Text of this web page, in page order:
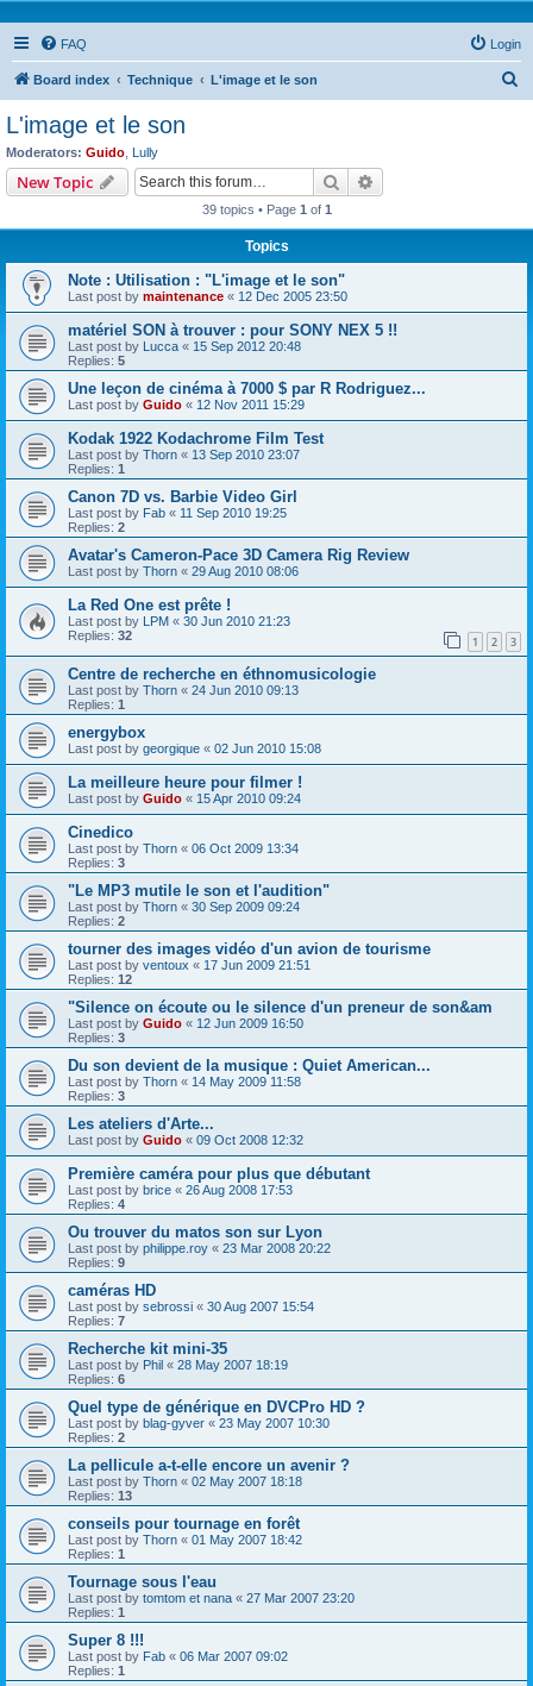
FAQ Login
Board index Technique L'image et le son
L'image et le son
Moderators: Guido Lully
New Topic Search
39 topics • Page 1 of 1
Topics
Note : Utilisation : "L'image et le son"
Last post by maintenance « 12 Dec 2005 23:50
matériel SON à trouver : pour SONY NEX 5 !!
Last post by Lucca « 15 Sep 2012 20:48
Replies: 5
Une leçon de cinéma à 7000 $ par R Rodriguez...
Last post by Guido « 12 Nov 2011 15:29
Kodak 1922 Kodachrome Film Test
Last post by Thorn « 13 Sep 2010 23:07
Replies: 1
Canon 7D vs. Barbie Video Girl
Last post by Fab « 11 Sep 2010 19:25
Replies: 2
Avatar's Cameron-Pace 3D Camera Rig Review
Last post by Thorn « 29 Aug 2010 08:06
La Red One est prête !
Last post by LPM « 30 Jun 2010 21:23
Replies: 32 1 2 3
Centre de recherche en éthnomusicologie
Last post by Thorn « 24 Jun 2010 09:13
Replies: 1
energybox
Last post by georgique « 02 Jun 2010 15:08
La meilleure heure pour filmer !
Last post by Guido « 15 Apr 2010 09:24
Cinedico
Last post by Thorn « 06 Oct 2009 13:34
Replies: 3
"Le MP3 mutile le son et l'audition"
Last post by Thorn « 30 Sep 2009 09:24
Replies: 2
tourner des images vidéo d'un avion de tourisme
Last post by ventoux « 17 Jun 2009 21:51
Replies: 12
"Silence on écoute ou le silence d'un preneur de son&am
Last post by Guido « 12 Jun 2009 16:50
Replies: 3
Du son devient de la musique : Quiet American...
Last post by Thorn « 14 May 2009 11:58
Replies: 3
Les ateliers d'Arte...
Last post by Guido « 09 Oct 2008 12:32
Première caméra pour plus que débutant
Last post by brice « 26 Aug 2008 17:53
Replies: 4
Ou trouver du matos son sur Lyon
Last post by philippe.roy « 23 Mar 2008 20:22
Replies: 9
caméras HD
Last post by sebrossi « 30 Aug 2007 15:54
Replies: 7
Recherche kit mini-35
Last post by Phil « 28 May 2007 18:19
Replies: 6
Quel type de générique en DVCPro HD ?
Last post by blag-gyver « 23 May 2007 10:30
Replies: 2
La pellicule a-t-elle encore un avenir ?
Last post by Thorn « 02 May 2007 18:18
Replies: 13
conseils pour tournage en forêt
Last post by Thorn « 01 May 2007 18:42
Replies: 1
Tournage sous l'eau
Last post by tomtom et nana « 27 Mar 2007 23:20
Replies: 1
Super 8 !!!
Last post by Fab « 06 Mar 2007 09:02
Replies: 1